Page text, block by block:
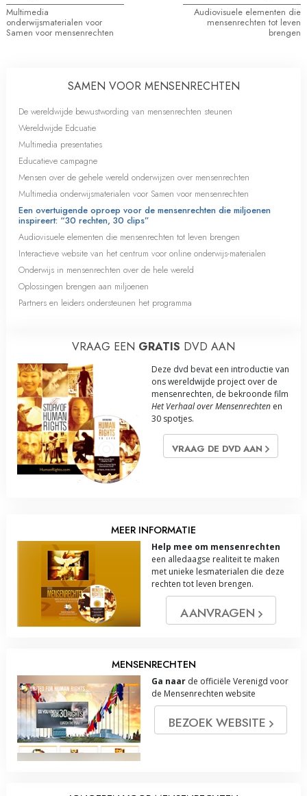
Multimedia
onderwijsmaterialen voor
Samen voor mensenrechten
Audiovisuele elementen die
mensenrechten tot leven
brengen
SAMEN VOOR MENSENRECHTEN
De wereldwijde bewustwording van mensenrechten steunen
Wereldwijde Edcuatie
Multimedia presentaties
Educatieve campagne
Mensen over de gehele wereld onderwijzen over mensenrechten
Multimedia onderwijsmaterialen voor Samen voor mensenrechten
Een overtuigende oproep voor de mensenrechten die miljoenen
inspireert: “30 rechten, 30 clips”
Audiovisuele elementen die mensenrechten tot leven brengen
Interactieve website van het centrum voor online onderwijs-materialen
Onderwijs in mensenrechten over de hele wereld
Oplossingen brengen aan miljoenen
Partners en leiders ondersteunen het programma
VRAAG EEN GRATIS DVD AAN
Deze dvd bevat een introductie van
ons wereldwijde project over de
mensenrechten, de bekroonde film
Het Verhaal over Mensenrechten en
30 spotjes.
VRAAG DE DVD AAN
MEER INFORMATIE
Help mee om mensenrechten
een alledaagse realiteit te maken
met unieke lesmaterialen die deze
rechten tot leven brengen.
AANVRAGEN
MENSENRECHTEN
Ga naar de officiële Verenigd voor
de Mensenrechten website
BEZOEK WEBSITE